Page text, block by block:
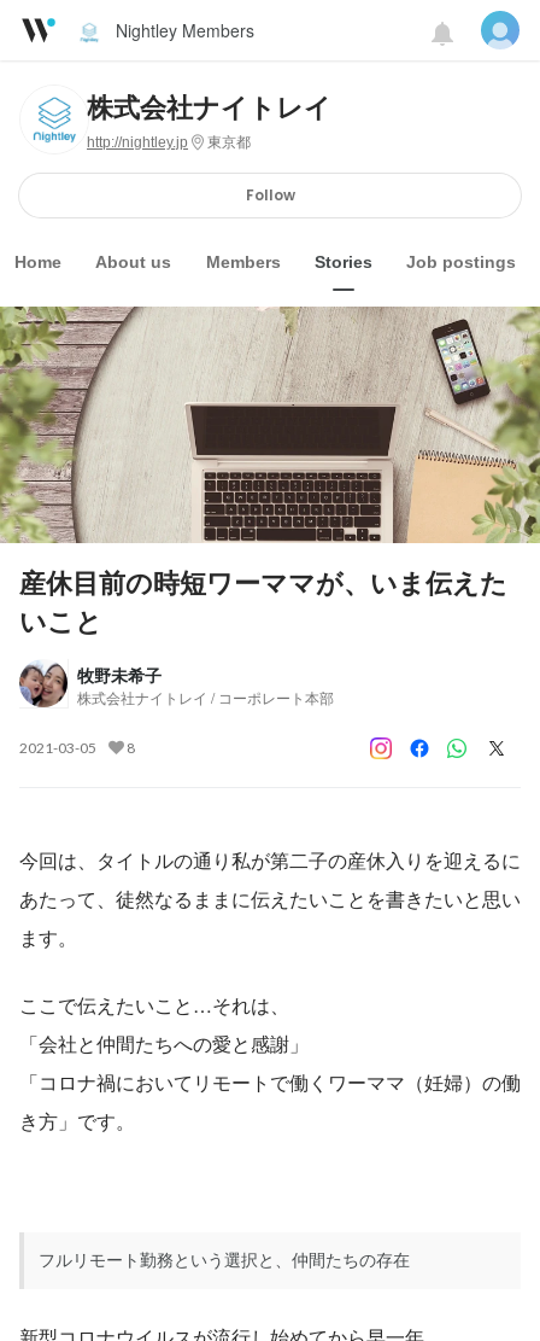
Nightley Members
株式会社ナイトレイ
http://nightley.jp 東京都
Follow
Home About us Members Stories Job postings
産休目前の時短ワーママが、いま伝えた
いこと
牧野未希子
株式会社ナイトレイ / コーポレート本部
2021-03-05 8
今回は、タイトルの通り私が第二子の産休入りを迎えるに
あたって、徒然なるままに伝えたいことを書きたいと思い
ます。
ここで伝えたいこと…それは、
「会社と仲間たちへの愛と感謝」
「コロナ禍においてリモートで働くワーママ（妊婦）の働
き方」です。
フルリモート勤務という選択と、仲間たちの存在